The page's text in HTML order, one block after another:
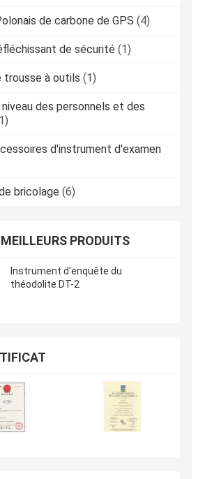
de carbone de GPS (4)
de sécurité (1)
trousse à outils (1)
niveau des personnels et des
d'instrument d'examen
bricolage (6)
PRODUITS
Instrument d'enquête du
théodolite DT-2